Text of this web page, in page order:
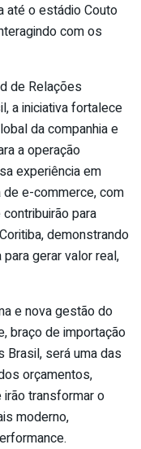
até o estádio Couto
com os
de Relações
a iniciativa fortalece
da companhia e
a operação
experiência em
e-commerce, com
para
demonstrando
gerar valor real,
e nova gestão do
braço de importação
Brasil, será uma das
orçamentos,
transformar o
moderno,